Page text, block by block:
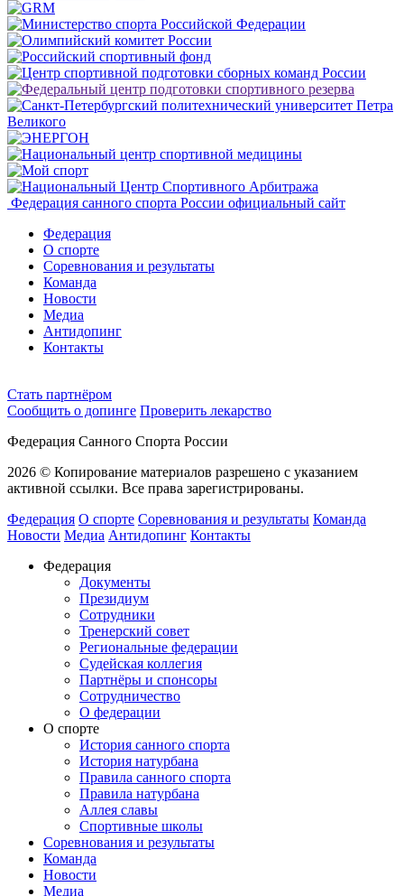
Федерация санного спорта России официальный сайт
Федерация
О спорте
Соревнования и результаты
Команда
Новости
Медиа
Антидопинг
Контакты
Cтать партнёром
Сообщить о допинге Проверить лекарство
Федерация Санного Спорта России
2026 © Копирование материалов разрешено с указанием
активной ссылки. Все права зарегистрированы.
Федерация О спорте Соревнования и результаты Команда
Новости Медиа Антидопинг Контакты
Федерация
Документы
Президиум
Сотрудники
Тренерский совет
Региональные федерации
Судейская коллегия
Партнёры и спонсоры
Сотрудничество
О федерации
О спорте
История санного спорта
История натурбана
Правила санного спорта
Правила натурбана
Аллея славы
Спортивные школы
Соревнования и результаты
Команда
Новости
Медиа